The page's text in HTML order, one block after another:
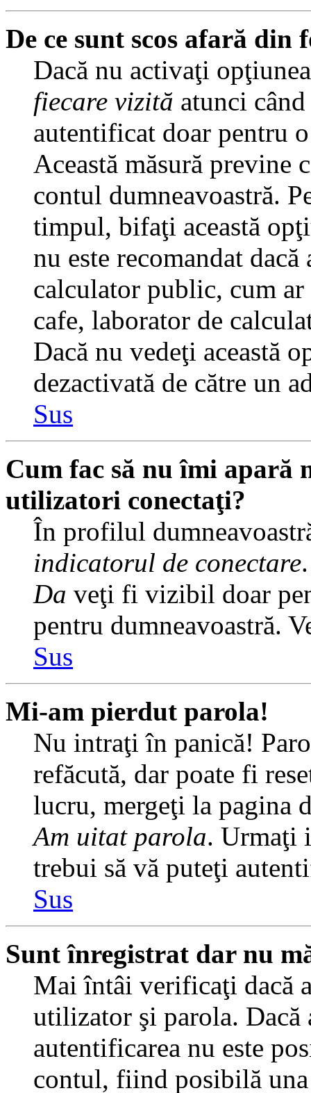
De ce sunt scos afară din
Dacă nu activaţi
fiecare vizită atunci
autentificat doar pentru
Această măsură previne
contul dumneavoastră.
timpul, bifaţi această
nu este recomandat
calculator public, cum
cafe, laborator de
Dacă nu vedeţi această
dezactivată de către un
Sus
Cum fac să nu îmi apară
utilizatori conectaţi?
În profilul
indicatorul de conectare
Da veţi fi vizibil doar
pentru dumneavoastră.
Sus
Mi-am pierdut parola!
Nu intraţi în panică!
refăcută, dar poate fi
lucru, mergeţi la pagina
Am uitat parola. Urmaţi
trebui să vă puteţi
Sus
Sunt înregistrat dar nu
Mai întâi verificaţi dacă
utilizator şi parola. Dacă
autentificarea nu este
contul, fiind posibilă